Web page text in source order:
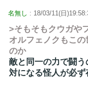
名無し : 18/03/11(日
>そもそもクウガや
オルフェノクもこ
のか
敵と同一の力で闘
対になる怪人が必